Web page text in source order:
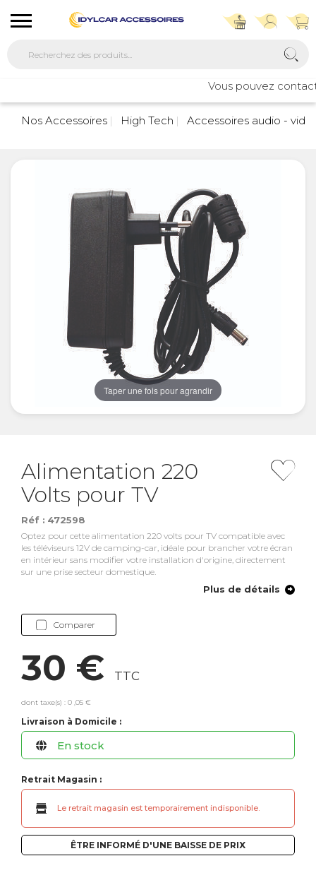
Vous pouvez
Nos Accessoires
High Tech Accessoires audio -
Taper une fois pour agrandir
Alimentation 220
Volts pour TV
Réf : 472598
Optez pour cette alimentation 220 volts pour TV compatible avec
les téléviseurs 12V de camping-car, idéale pour brancher votre écran
en intérieur sans modifier votre installation d'origine, directement
sur une prise secteur domestique.
Plus de détails
Comparer
30 € TTC
dont taxe(s) : 0 ,05 €
Livraison à Domicile :
En stock
Retrait Magasin :
Le retrait magasin est temporairement indisponible.
ÊTRE INFORMÉ D'UNE BAISSE DE PRIX